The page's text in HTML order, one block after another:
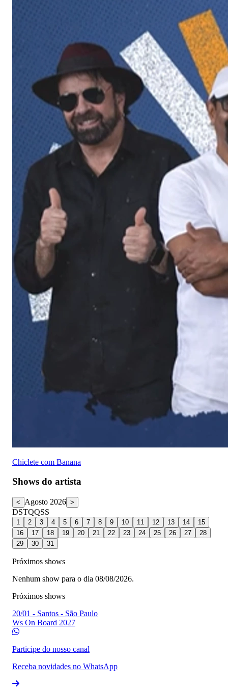
Chiclete com Banana
Shows do artista
< Agosto 2026 >
DSTQQSS
1 2 3 4 5 6 7 8 9 10 11 12 13 14
15
16
17 18 19 20 21 22 23 24 25 26 27
28
29
30 31
Próximos shows
Nenhum show para o dia 08/08/2026.
Próximos shows
20/01 - Santos - São Paulo
Ws On Board 2027
Participe do nosso canal
Receba novidades no WhatsApp